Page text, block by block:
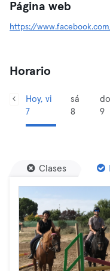
Página web
https://
Horario
Hoy, vi
7
sá
8
do
9
Clases